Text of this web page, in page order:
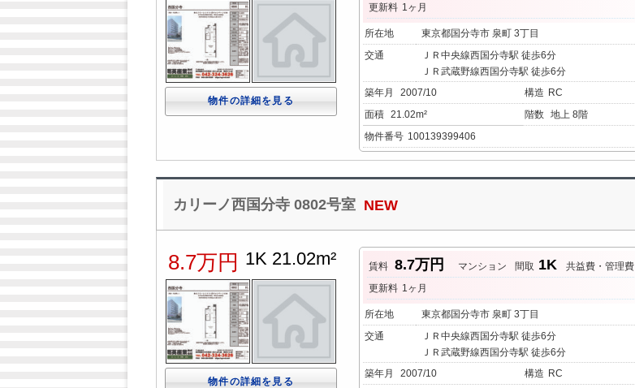
物件の詳細を見る
更新料 1ヶ月
所在地
東京都国分寺市 泉町 3丁目
交通
ＪＲ中央線西国分寺駅 徒歩6分
ＪＲ武蔵野線西国分寺駅 徒歩6分
築年月
2007/10 構造 RC
面積 21.02m² 階数 地上 8階
物件番号 100139399406
カリーノ西国分寺 0802号室 NEW
8.7万円 1K 21.02m²
物件の詳細を見る
賃料 8.7万円 マンション 間取 1K 共益費・管理費
更新料 1ヶ月
所在地
東京都国分寺市 泉町 3丁目
交通
ＪＲ中央線西国分寺駅 徒歩6分
ＪＲ武蔵野線西国分寺駅 徒歩6分
築年月
2007/10 構造 RC